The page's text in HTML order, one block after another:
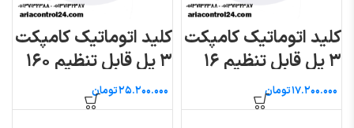
کلید اتوماتیک کامپکت
۳ پل قابل تنظیم ۱۶
آمپر (متاسول) ال اس
تومان
کلید اتوماتیک کامپکت
۳ پل قابل تنظیم ۱۶۰
آمپر (سوسل) ال اس
تومان